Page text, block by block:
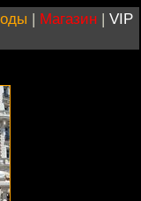
| Магазин | VIP